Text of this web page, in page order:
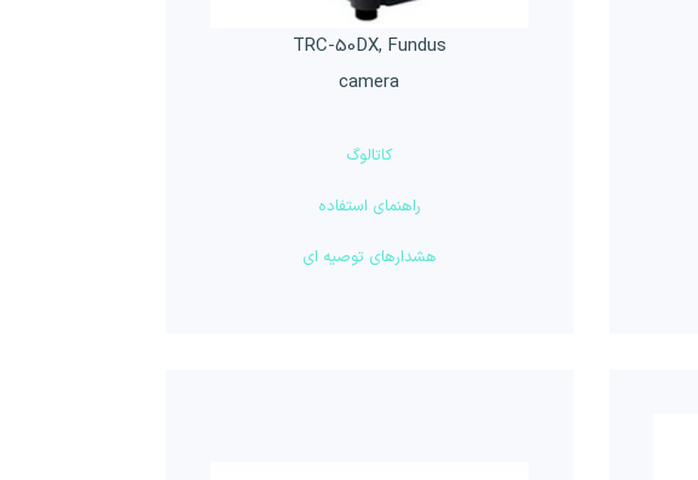
TRC-50DX, Fundus
camera
کاتالوگ
راهنمای استفاده
هشدارهای توصیه ای